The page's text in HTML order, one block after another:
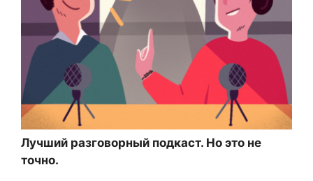
Лучший разговорный подкаст. Но это не
точно.